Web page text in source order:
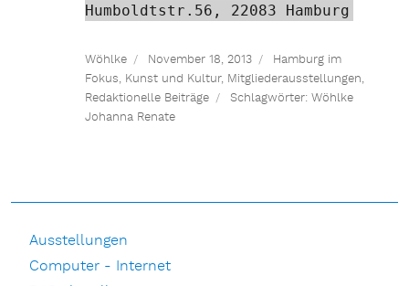
Humboldtstr.56, 22083 Hamburg
Wöhlke November 18, 2013
Hamburg im
Fokus, Kunst und Kultur, Mitgliederausstellungen,
Redaktionelle Beiträge
Schlagwörter:Wöhlke
Johanna Renate
Ausstellungen
Computer - Internet